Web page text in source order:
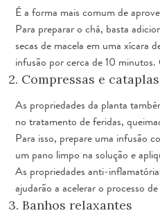
É a forma mais comum de
Para preparar o chá, basta
secas de macela em uma xícara
infusão por cerca de 10 minutos.
2. Compressas e
As propriedades da planta
no tratamento de feridas,
Para isso, prepare uma infusão
um pano limpo na solução e
As propriedades anti-
ajudarão a acelerar o processo
3. Banhos relaxantes